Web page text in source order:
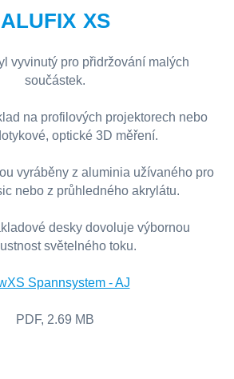
ALUFIX XS
vyvinutý pro přidržování malých
součástek.
na profilových projektorech nebo
optické 3D měření.
vyráběny z aluminia užívaného pro
nebo z průhledného akrylátu.
desky dovoluje výbornou
světelného toku.
Spannsystem - AJ
PDF, 2.69 MB